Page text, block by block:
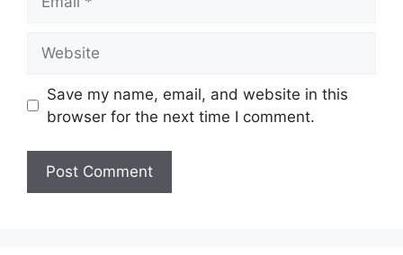
Save my name, email, and website in this
browser for the next time I comment.